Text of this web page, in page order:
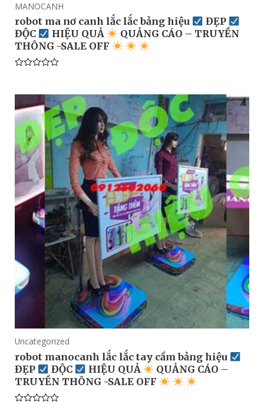
MANOCANH
robot ma nơ canh lắc lắc bảng hiệu
ĐẸP
ĐỘC
HIỆU QUẢ
QUẢNG CÁO – TRUYỀN
THÔNG -SALE OFF
5
Uncategorized
robot manocanh lắc lắc tay cầm bảng hiệu
ĐẸP
ĐỘC HIỆU QUẢ
QUẢNG CÁO –
TRUYỀN THÔNG -SALE OFF